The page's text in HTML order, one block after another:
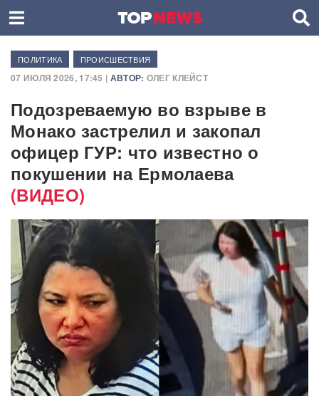
ПОЛИТИКА ПРОИСШЕСТВИЯ
07 ИЮЛЯ 2026, 17:45 | АВТОР: ОЛЕГ КЛЕЙСТ
Подозреваемую во взрыве в
Монако застрелил и закопал
офицер ГУР: что известно о
покушении на Ермолаева
(ВИДЕО)